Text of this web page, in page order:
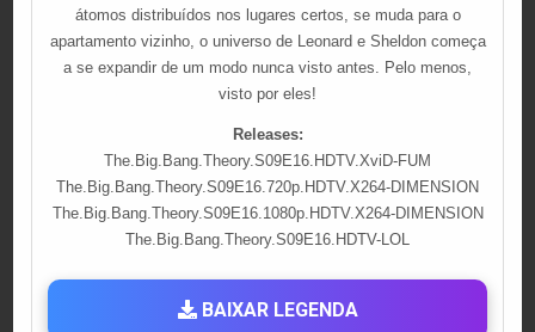
átomos distribuídos nos lugares certos, se muda para o
apartamento vizinho, o universo de Leonard e Sheldon começa
a se expandir de um modo nunca visto antes. Pelo menos,
visto por eles!
Releases:
The.Big.Bang.Theory.S09E16.HDTV.XviD-FUM
The.Big.Bang.Theory.S09E16.720p.HDTV.X264-DIMENSION
The.Big.Bang.Theory.S09E16.1080p.HDTV.X264-DIMENSION
The.Big.Bang.Theory.S09E16.HDTV-LOL
BAIXAR LEGENDA